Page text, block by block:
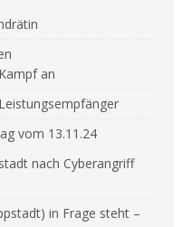
an
vom 13.11.24
nach Cyberangriff
in Frage steht –